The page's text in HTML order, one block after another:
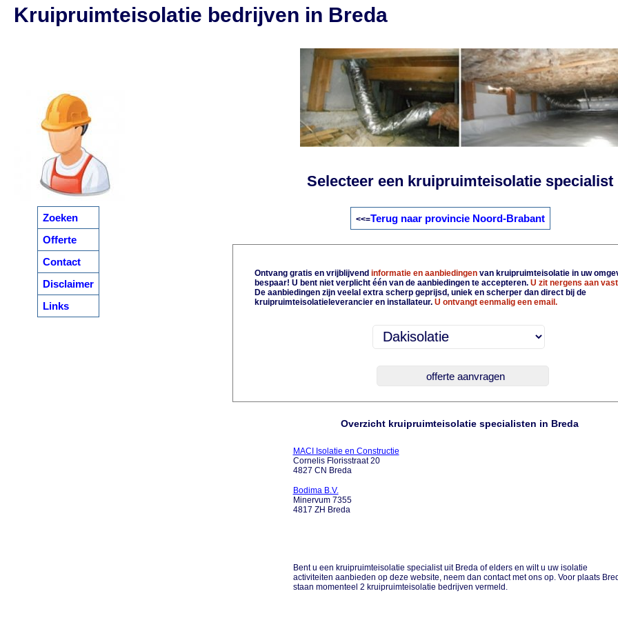
Zoeken
Offerte
Contact
Disclaimer
Links
Kruipruimteisolatie bedrijven in Breda
Selecteer een kruipruimteisolatie specialist
<<=Terug naar provincie Noord-Brabant
Ontvang gratis en vrijblijvend informatie en aanbiedingenvan kruipruimteisolatie in uw
bespaar! U bent niet verplicht één van de aanbiedingen te accepteren. U zit nergens aan
De aanbiedingen zijn veelal extra scherp geprijsd, uniek en scherper dan direct bij de
kruipruimteisolatieleverancier en installateur. U ontvangt eenmalig een email.
Overzicht kruipruimteisolatie specialisten in Breda
MACI Isolatie en Constructie
Cornelis Florisstraat 20
4827 CN Breda
Bodima B.V.
Minervum 7355
4817 ZH Breda
Bent u een kruipruimteisolatie specialist uit Breda of elders en wilt u uw isolatie
activiteiten aanbieden op deze website, neem dan contact met ons op. Voor plaats
staan momenteel 2 kruipruimteisolatie bedrijven vermeld.